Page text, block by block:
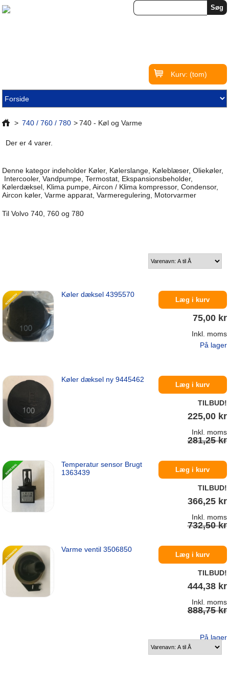
Kurv: (tom)
> 740 / 760 / 780 > 740 - Køl og Varme
Der er 4 varer.
Denne kategor indeholder Køler, Kølerslange, Køleblæser, Oliekøler,
Intercooler, Vandpumpe, Termostat, Ekspansionsbeholder,
Kølerdæksel, Klima pumpe, Aircon / Klima kompressor, Condensor,
Aircon køler, Varme apparat, Varmeregulering, Motorvarmer
Til Volvo 740, 760 og 780
Køler dæksel 4395570
Læg i kurv
75,00 kr
Inkl. moms
På lager
Køler dæksel ny 9445462
Læg i kurv
TILBUD!
225,00 kr
Inkl. moms
281,25 kr
På lager
Temperatur sensor Brugt
1363439
Læg i kurv
TILBUD!
366,25 kr
Inkl. moms
732,50 kr
På lager
Varme ventil 3506850
Læg i kurv
TILBUD!
444,38 kr
Inkl. moms
888,75 kr
På lager